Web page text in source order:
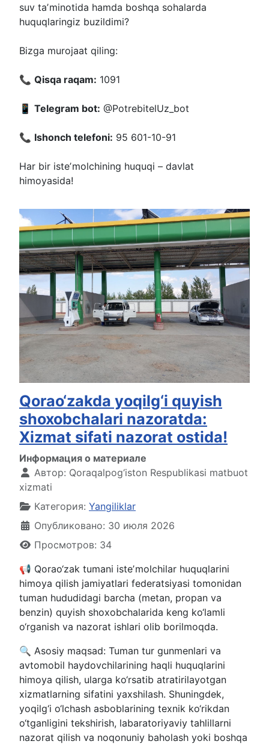
suv taʼminotida hamda boshqa sohalarda
huquqlaringiz buzildimi?
Bizga murojaat qiling:
📞 Qisqa raqam: 1091
📱 Telegram bot: @PotrebitelUz_bot
📞 Ishonch telefoni: 95 601-10-91
Har bir isteʼmolchining huquqi – davlat
himoyasida!
Qorao‘zakda yoqilg‘i quyish
shoxobchalari nazoratda:
Xizmat sifati nazorat ostida!
Информация о материале
Автор: Qoraqalpog‘iston Respublikasi matbuot
xizmati
Категория: Yangiliklar
Опубликовано: 30 июля 2026
Просмотров: 34
📢 Qorao‘zak tumani isteʼmolchilar huquqlarini
himoya qilish jamiyatlari federatsiyasi tomonidan
tuman hududidagi barcha (metan, propan va
benzin) quyish shoxobchalarida keng ko‘lamli
o‘rganish va nazorat ishlari olib borilmoqda.
🔍 Asosiy maqsad: Tuman tur gunmenlari va
avtomobil haydovchilarining haqli huquqlarini
himoya qilish, ularga ko‘rsatib atratirilayotgan
xizmatlarning sifatini yaxshilash. Shuningdek,
yoqilg‘i o‘lchash asboblarining texnik ko‘rikdan
o‘tganligini tekshirish, labaratoriyaviy tahlillarni
nazorat qilish va noqonuniy baholash yoki boshqa